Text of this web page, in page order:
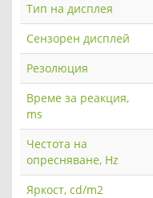
Тип на дисплея
Сензорен дисплей
Резолюция
Време за реакция,
ms
Честота на
опресняване, Hz
Яркост, cd/m2